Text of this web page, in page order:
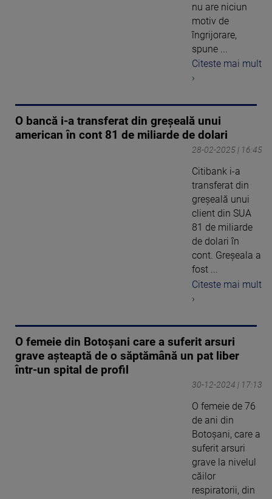
nu are niciun
motiv de
îngrijorare,
spune ...
Citeste mai mult
›
O bancă i-a transferat din greșeală unui
american în cont 81 de miliarde de dolari
28-02-2025 | 16:45
Citibank i-a
transferat din
greșeală unui
client din SUA
81 de miliarde
de dolari în
cont. Greșeala a
fost ...
Citeste mai mult
›
O femeie din Botoşani care a suferit arsuri
grave aşteaptă de o săptămână un pat liber
într-un spital de profil
30-12-2024 | 17:13
O femeie de 76
de ani din
Botoşani, care a
suferit arsuri
grave la nivelul
căilor
respiratorii, din